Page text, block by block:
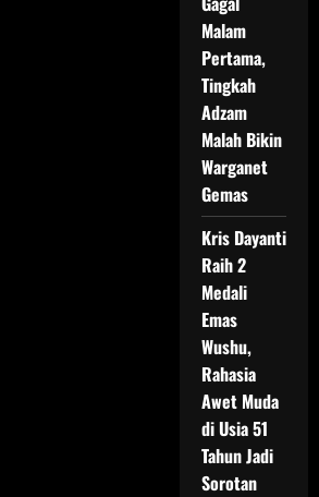
Malam
Pertama,
Tingkah
Adzam
Malah Bikin
Warganet
Gemas
Kris Dayanti
Raih 2
Medali
Emas
Wushu,
Rahasia
Awet Muda
di Usia 51
Tahun Jadi
Sorotan